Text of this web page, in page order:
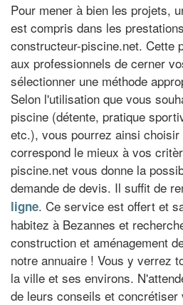
Pour mener à bien les projets,
est compris dans les
constructeur-piscine.net. Cette
aux professionnels de cerner
sélectionner une méthode
Selon l'utilisation que vous
piscine (détente, pratique
etc.), vous pourrez ainsi
correspond le mieux à vos
piscine.net vous donne la
demande de devis. Il suffit de
ligne. Ce service est offert et
habitez à Bezannes et
construction et aménagement
notre annuaire ! Vous y verrez
la ville et ses environs.
de leurs conseils et concrétiser